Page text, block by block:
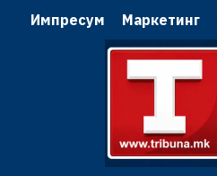
Импресум Маркетинг